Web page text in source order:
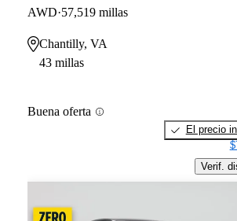
AWD 57,519 millas
Chantilly, VA
43 millas
Buena oferta
El precio
Verif.